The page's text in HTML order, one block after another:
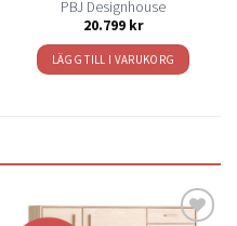
PBJ Designhouse
20.799 kr
LÄGG TILL I VARUKORG